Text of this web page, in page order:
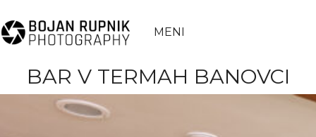
MENI
BAR V TERMAH BANOVCI